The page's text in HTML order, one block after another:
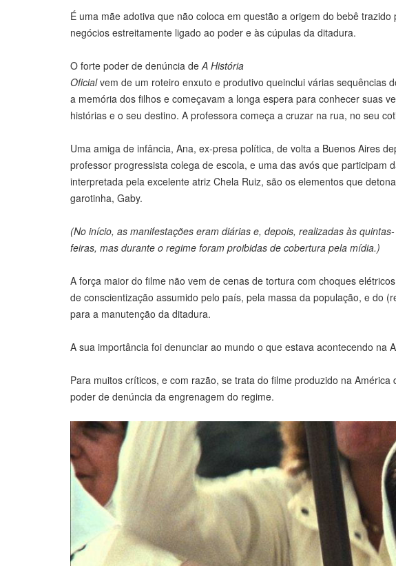
É uma mãe adotiva que não coloca em questão a origem do bebê
negócios estreitamente ligado ao poder e às cúpulas da ditadura.
O forte poder de denúncia deA História
Oficialvem de um roteiro enxuto e produtivo queinclui várias sequências
a memória dos filhos e começavam a longa espera para conhecer suas
histórias e o seu destino. A professora começa a cruzar na rua, no seu
Uma amiga de infância, Ana, ex-presa política, de volta a Buenos Aires
professor progressista colega de escola, e uma das avós que participam
interpretada pela excelente atriz Chela Ruiz, são os elementos que
garotinha, Gaby.
(No início, as manifestações eram diárias e, depois, realizadas às quintas-
feiras, mas durante o regime foram proibidas de cobertura pela mídia.)
A força maior do filme não vem de cenas de tortura com choques
de conscientização assumido pelo país, pela massa da população, e do
para a manutenção da ditadura.
A sua importância foi denunciar ao mundo o que estava acontecendo na
Para muitos críticos, e com razão, se trata do filme produzido na
poder de denúncia da engrenagem do regime.